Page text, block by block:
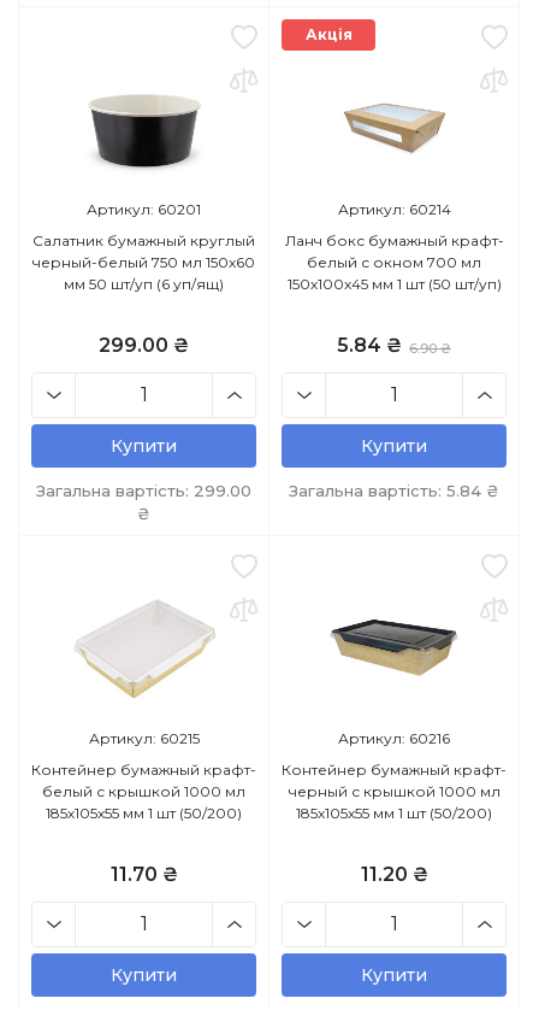
Артикул: 60201
Салатник бумажный круглый
черный-белый 750 мл 150х60
мм 50 шт/уп (6 уп/ящ)
299.00 ₴
Купити
Загальна вартість: 299.00
₴
Акція
Артикул: 60214
Ланч бокс бумажный крафт-
белый с окном 700 мл
150х100х45 мм 1 шт (50 шт/уп)
5.84 ₴ 6.90 ₴
Купити
Загальна вартість: 5.84 ₴
Артикул: 60215
Контейнер бумажный крафт-
белый с крышкой 1000 мл
185х105х55 мм 1 шт (50/200)
11.70 ₴
Купити
Артикул: 60216
Контейнер бумажный крафт-
черный с крышкой 1000 мл
185х105х55 мм 1 шт (50/200)
11.20 ₴
Купити